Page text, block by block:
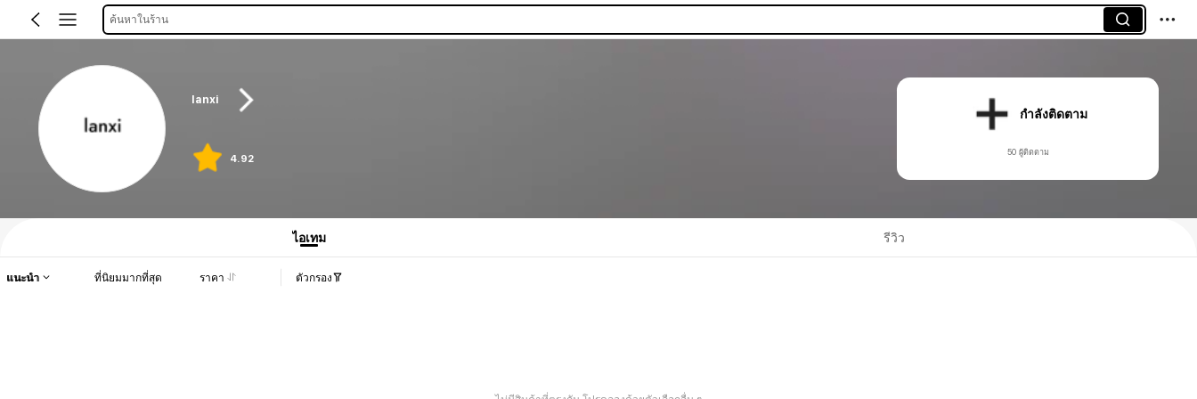
ค้นหาในร้าน
lanxi
4.92
กำลังติดตาม
50 ผู้ติดตาม
ไอเทม รีวิว
แนะนำ ที่นิยมมากที่สุด ราคา ตัวกรอง